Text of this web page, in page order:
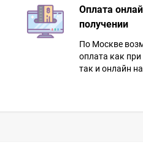
Оплата
получении
По Москве
оплата как при
так и онлайн